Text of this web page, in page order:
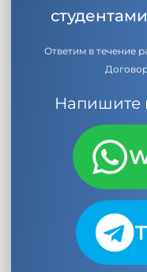
студентами
Ответим в течение
Напишите